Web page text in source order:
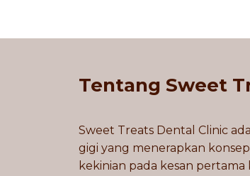
Tentang Sweet
Sweet Treats Dental Clinic
gigi yang menerapkan
kekinian pada kesan